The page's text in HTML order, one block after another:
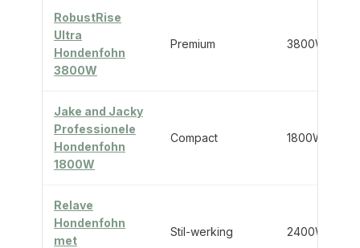
RobustRise
Ultra
Hondenfohn
3800W
Premium 3800W
Jake and Jacky
Professionele
Hondenfohn
1800W
Compact 1800W
Relave
Hondenfohn
met
Stil-werking 2400W